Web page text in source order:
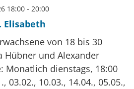
18:00 - 20:00
Elisabeth
von 18 bis 30
Hübner und Alexander
Monatlich dienstags, 18:00
03.02., 10.03., 14.04., 05.05.,